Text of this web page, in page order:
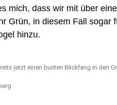
mich, dass wir mit über
Grün, in diesem Fall sogar
hinzu.
jetzt einen bunten Blickfang in den